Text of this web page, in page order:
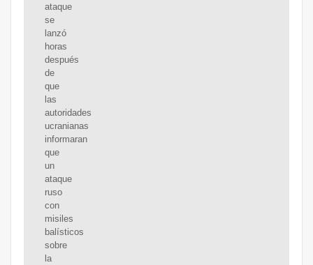
ataque
se
lanzó
horas
después
de
que
las
autoridades
ucranianas
informaran
que
un
ataque
ruso
con
misiles
balísticos
sobre
la